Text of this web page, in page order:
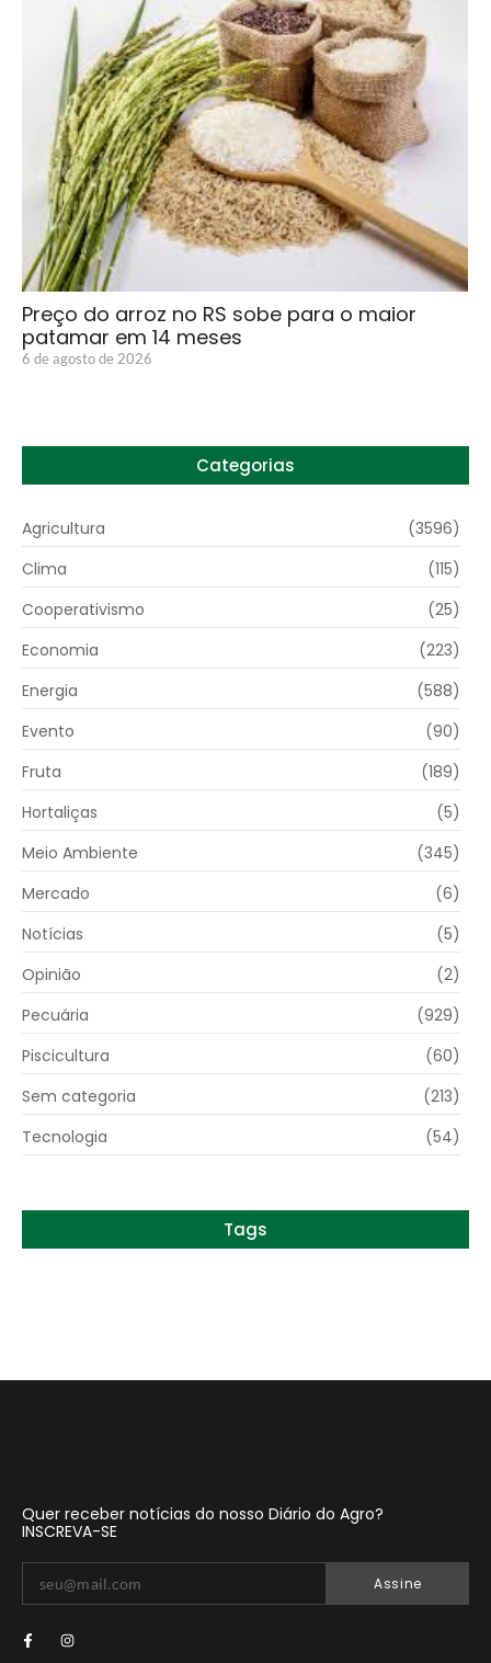
Preço do arroz no RS sobe para o maior
patamar em 14 meses
6 de agosto de 2026
Categorias
Agricultura
(3596)
Clima
(115)
Cooperativismo
(25)
Economia
(223)
Energia
(588)
Evento
(90)
Fruta
(189)
Hortaliças
(5)
Meio Ambiente
(345)
Mercado
(6)
Notícias
(5)
Opinião
(2)
Pecuária
(929)
Piscicultura
(60)
Sem categoria
(213)
Tecnologia
(54)
Tags
Quer receber notícias do nosso Diário do Agro?
INSCREVA-SE
Assine